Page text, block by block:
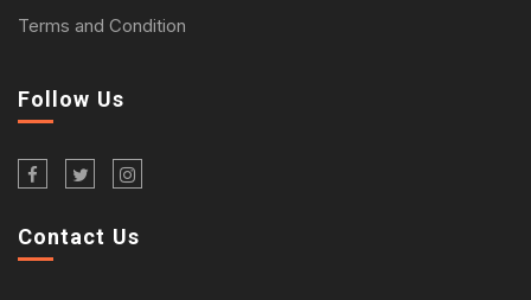
Terms and Condition
Follow Us
Contact Us